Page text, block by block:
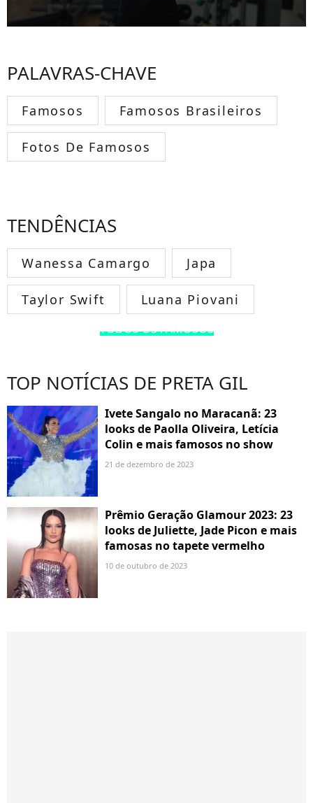
PALAVRAS-CHAVE
Famosos Famosos Brasileiros
Fotos De Famosos
TENDÊNCIAS
Wanessa Camargo Japa
Taylor Swift Luana Piovani
TODOS OS FAMOSOS
TOP NOTÍCIAS DE PRETA GIL
Ivete Sangalo no Maracanã: 23
looks de Paolla Oliveira, Letícia
Colin e mais famosos no show
21 de dezembro de 2023
Prêmio Geração Glamour 2023: 23
looks de Juliette, Jade Picon e mais
famosas no tapete vermelho
10 de outubro de 2023